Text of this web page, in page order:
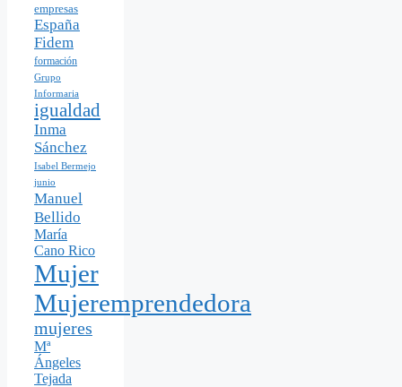
empresas
España
Fidem
formación
Grupo
Informaria
igualdad
Inma
Sánchez
Isabel Bermejo
junio
Manuel
Bellido
María
Cano Rico
Mujer
Mujeremprendedora
mujeres
Mª
Ángeles
Tejada